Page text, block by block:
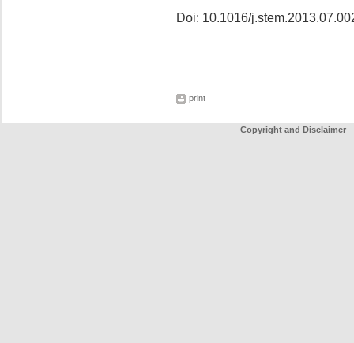
Doi: 10.1016/
print
Copyright and Disclaimer